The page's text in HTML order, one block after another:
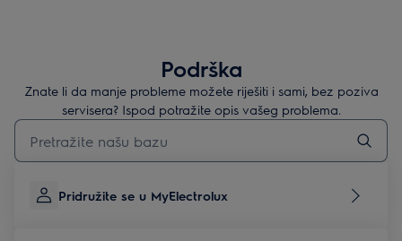
Podrška
Znate li da manje probleme možete riješiti i sami, bez poziva
servisera? Ispod potražite opis vašeg problema.
Upišite za pretraživanje članaka podrške
Pridružite se u MyElectrolux